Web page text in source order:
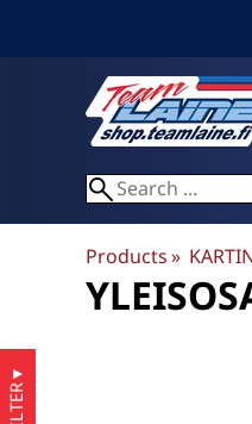
Products‪»
FILTER
▼